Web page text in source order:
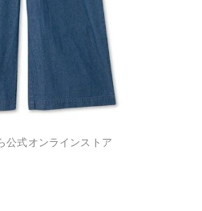
公式オンラインストア